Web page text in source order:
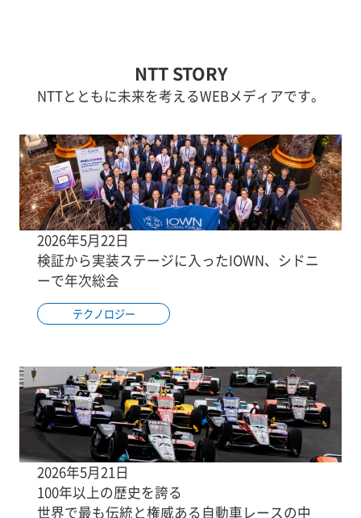
NTT STORY
NTTとともに未来を考えるWEBメディアです。
2026年5月22日
検証から実装ステージに入ったIOWN、シドニ
ーで年次総会
テクノロジー
2026年5月21日
100年以上の歴史を誇る
世界で最も伝統と権威ある自動車レースの中